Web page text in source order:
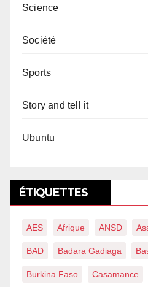
Science
Société
Sports
Story and tell it
Ubuntu
ÉTIQUETTES
AES Afrique ANSD
BAD Badara Gadiaga
Burkina Faso Casamance